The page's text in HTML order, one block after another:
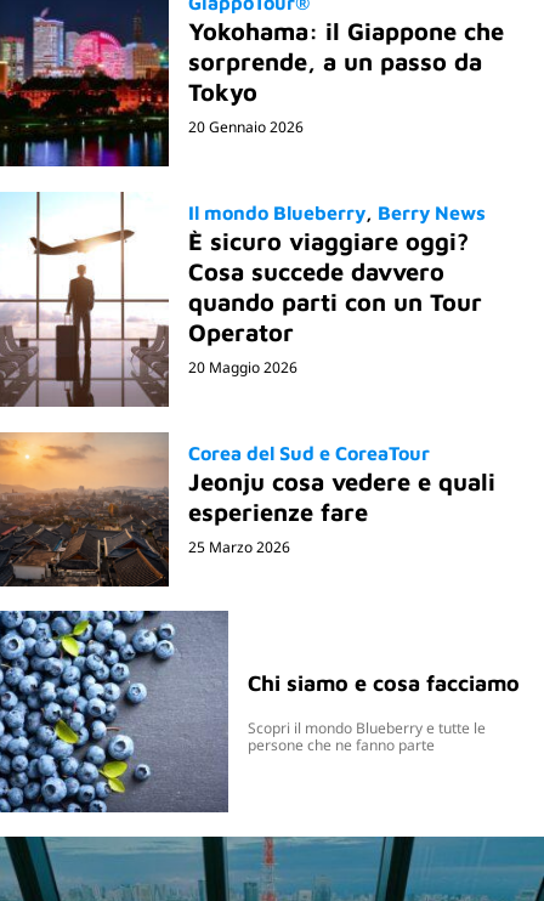
Yokohama: il Giappone che
sorprende, a un passo da
Tokyo
20 Gennaio 2026
Il mondo Blueberry Berry News
È sicuro viaggiare oggi?
Cosa succede davvero
quando parti con un Tour
Operator
20 Maggio 2026
Corea del Sud e CoreaTour
Jeonju cosa vedere e quali
esperienze fare
25 Marzo 2026
Chi siamo e cosa facciamo
Scopri il mondo Blueberry e tutte le
persone che ne fanno parte